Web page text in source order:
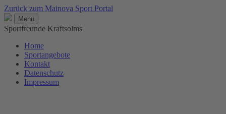
Zurück zum Mainova Sport Portal
Menü
Sportfreunde Kraftsolms
Home
Sportangebote
Kontakt
Datenschutz
Impressum